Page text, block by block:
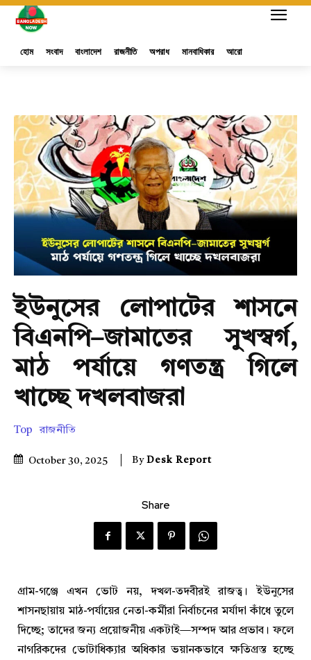
হোম সংবাদ বাংলাদেশ রাজনীতি অপরাধ মানবাধিকার আরো
ইউনুসের লোপাটের শাসনে
বিএনপি–জামাতের সুখস্বর্গ,
মাঠ পর্যায়ে গণতন্ত্র গিলে
খাচ্ছে দখলবাজরা
Top রাজনীতি
October 30, 2025 By Desk Report
Share
গ্রাম-গঞ্জে এখন ভোট নয়, দখল-তদবীরই রাজত্ব। ইউনুসের
শাসনছায়ায় মাঠ-পর্যায়ের নেতা-কর্মীরা নির্বাচনের মর্যাদা কাঁধে তুলে
দিচ্ছে; তাদের জন্য প্রয়োজনীয় একটাই—সম্পদ আর প্রভাব। ফলে
নাগরিকদের ভোটাধিক্যার অধিকার ভয়ানকভাবে ক্ষতিগ্রস্ত হচ্ছে